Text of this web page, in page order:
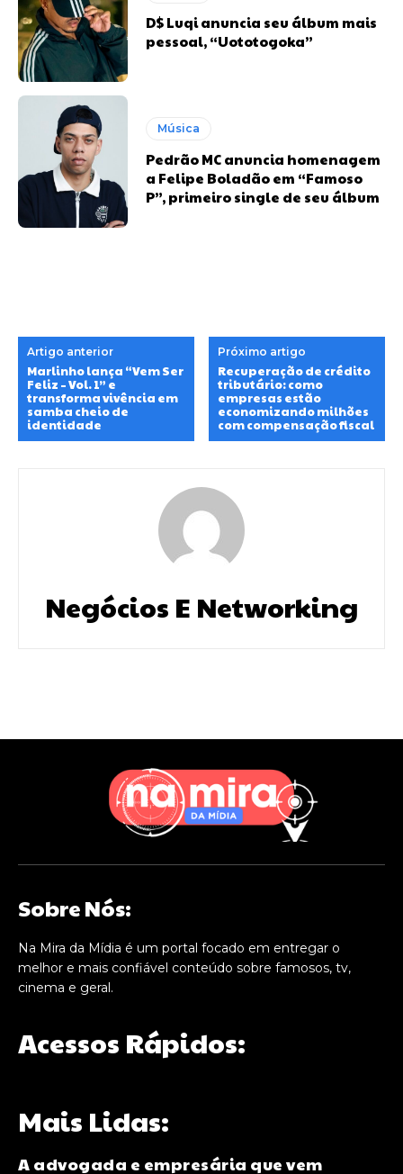
D$ Luqi anuncia seu álbum mais
pessoal, “Uototogoka”
Música
Pedrão MC anuncia homenagem
a Felipe Boladão em “Famoso
P”, primeiro single de seu álbum
Artigo anterior
Marlinho lança “Vem Ser
Feliz – Vol. 1” e
transforma vivência em
samba cheio de
identidade
Próximo artigo
Recuperação de crédito
tributário: como
empresas estão
economizando milhões
com compensação fiscal
Negócios E Networking
Sobre Nós:
Na Mira da Mídia é um portal focado em entregar o
melhor e mais confiável conteúdo sobre famosos, tv,
cinema e geral.
Acessos Rápidos:
Mais Lidas:
A advogada e empresária que vem